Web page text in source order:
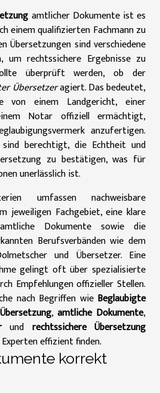
amtlicher Dokumente ist es
einem qualifizierten Fachmann zu
Übersetzungen sind verschiedene
um rechtssichere Ergebnisse zu
überprüft werden, ob der
Übersetzeragiert. Das bedeutet,
von einem Landgericht, einer
Notar offiziell ermächtigt,
anzufertigen.
berechtigt, die Echtheit und
zu bestätigen, was für
unerlässlich ist.
umfassen nachweisbare
jeweiligen Fachgebiet, eine klare
Dokumente sowie die
Berufsverbänden wie dem
und Übersetzer. Eine
gelingt oft über spezialisierte
Empfehlungen offizieller Stellen.
nach Begriffen wie Beglaubigte
, amtliche Dokumente,
und rechtssichere Übersetzung
effizient finden.
korrekt